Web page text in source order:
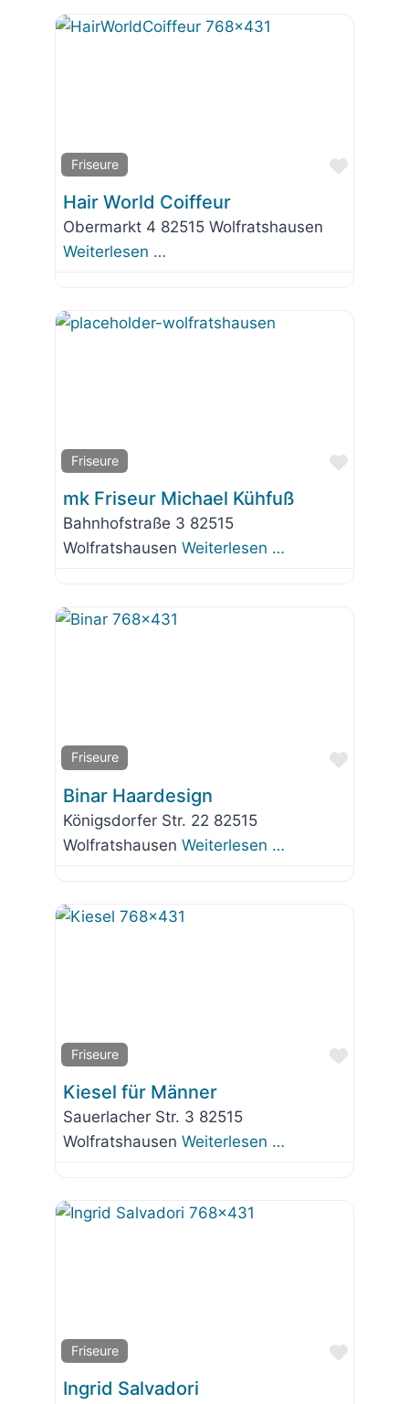
Friseure
Favorit
Hair World Coiffeur
Obermarkt 4 82515 Wolfratshausen
Weiterlesen …
Friseure
Favorit
mk Friseur Michael Kühfuß
Bahnhofstraße 3 82515
Wolfratshausen Weiterlesen …
Friseure
Favorit
Binar Haardesign
Königsdorfer Str. 22 82515
Wolfratshausen Weiterlesen …
Friseure
Favorit
Kiesel für Männer
Sauerlacher Str. 3 82515
Wolfratshausen Weiterlesen …
Friseure
Favorit
Ingrid Salvadori